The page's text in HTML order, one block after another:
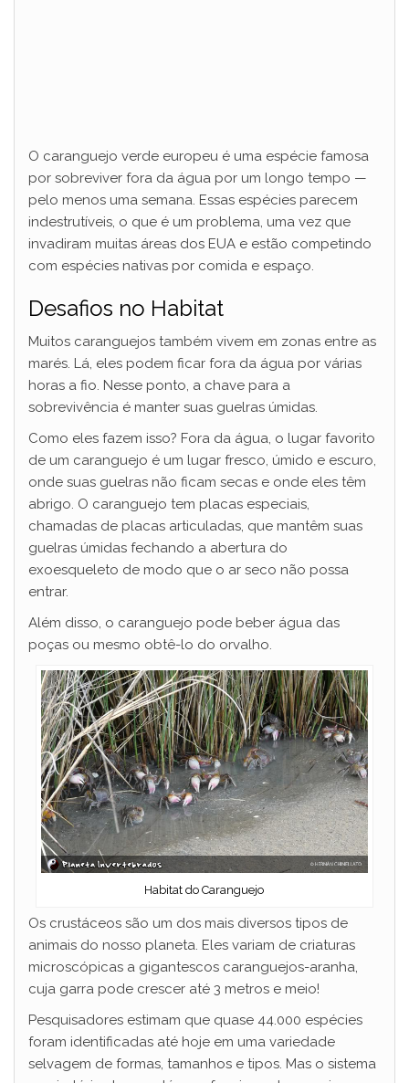
O caranguejo verde europeu é uma espécie famosa
por sobreviver fora da água por um longo tempo —
pelo menos uma semana. Essas espécies parecem
indestrutíveis, o que é um problema, uma vez que
invadiram muitas áreas dos EUA e estão competindo
com espécies nativas por comida e espaço.
Desafios no Habitat
Muitos caranguejos também vivem em zonas entre as
marés. Lá, eles podem ficar fora da água por várias
horas a fio. Nesse ponto, a chave para a
sobrevivência é manter suas guelras úmidas.
Como eles fazem isso? Fora da água, o lugar favorito
de um caranguejo é um lugar fresco, úmido e escuro,
onde suas guelras não ficam secas e onde eles têm
abrigo. O caranguejo tem placas especiais,
chamadas de placas articuladas, que mantêm suas
guelras úmidas fechando a abertura do
exoesqueleto de modo que o ar seco não possa
entrar.
Além disso, o caranguejo pode beber água das
poças ou mesmo obtê-lo do orvalho.
Habitat do Caranguejo
Os crustáceos são um dos mais diversos tipos de
animais do nosso planeta. Eles variam de criaturas
microscópicas a gigantescos caranguejos-aranha,
cuja garra pode crescer até 3 metros e meio!
Pesquisadores estimam que quase 44.000 espécies
foram identificadas até hoje em uma variedade
selvagem de formas, tamanhos e tipos. Mas o sistema